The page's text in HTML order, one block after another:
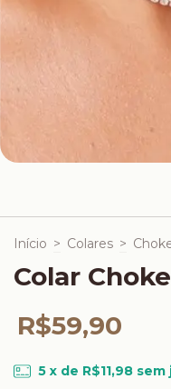
Início > Colares >
Colar
R$59,90
5 x de R$11,98 sem